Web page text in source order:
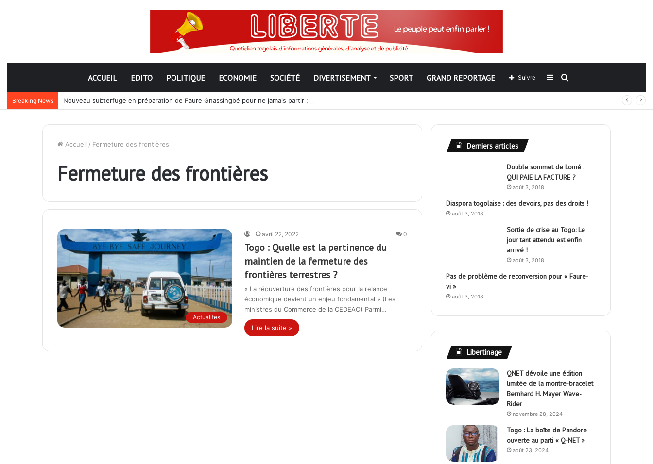
ACCUEIL EDITO POLITIQUE ECONOMIE SOCIÉTÉ DIVERTISEMENT SPORT GRAND REPORTAGE Rechercher
Sidebar
(barre
Suivre
Breaking News Nouveau subterfuge en préparation de Faure Gnassingbé pour ne jamais partir ; les Togolais disent non et sont vent debout
Accueil / Fermeture des frontières
Fermeture des frontières
Actualites
avril 22, 2022 0
Togo : Quelle est la pertinence du
maintien de la fermeture des
frontières terrestres ?
« La réouverture des frontières pour la relance
économique devient un enjeu fondamental » (Les
ministres du Commerce de la CEDEAO) Parmi…
Lire la suite »
Derniers articles
Double sommet de Lomé :
QUI PAIE LA FACTURE ?
août 3, 2018
Diaspora togolaise : des devoirs, pas des droits !
août 3, 2018
Sortie de crise au Togo: Le
jour tant attendu est enfin
arrivé !
août 3, 2018
Pas de problème de reconversion pour « Faure-
vi »
août 3, 2018
Libertinage
QNET dévoile une édition
limitée de la montre-bracelet
Bernhard H. Mayer Wave-
Rider
novembre 28, 2024
Togo : La boîte de Pandore
ouverte au parti « Q-NET »
août 23, 2024